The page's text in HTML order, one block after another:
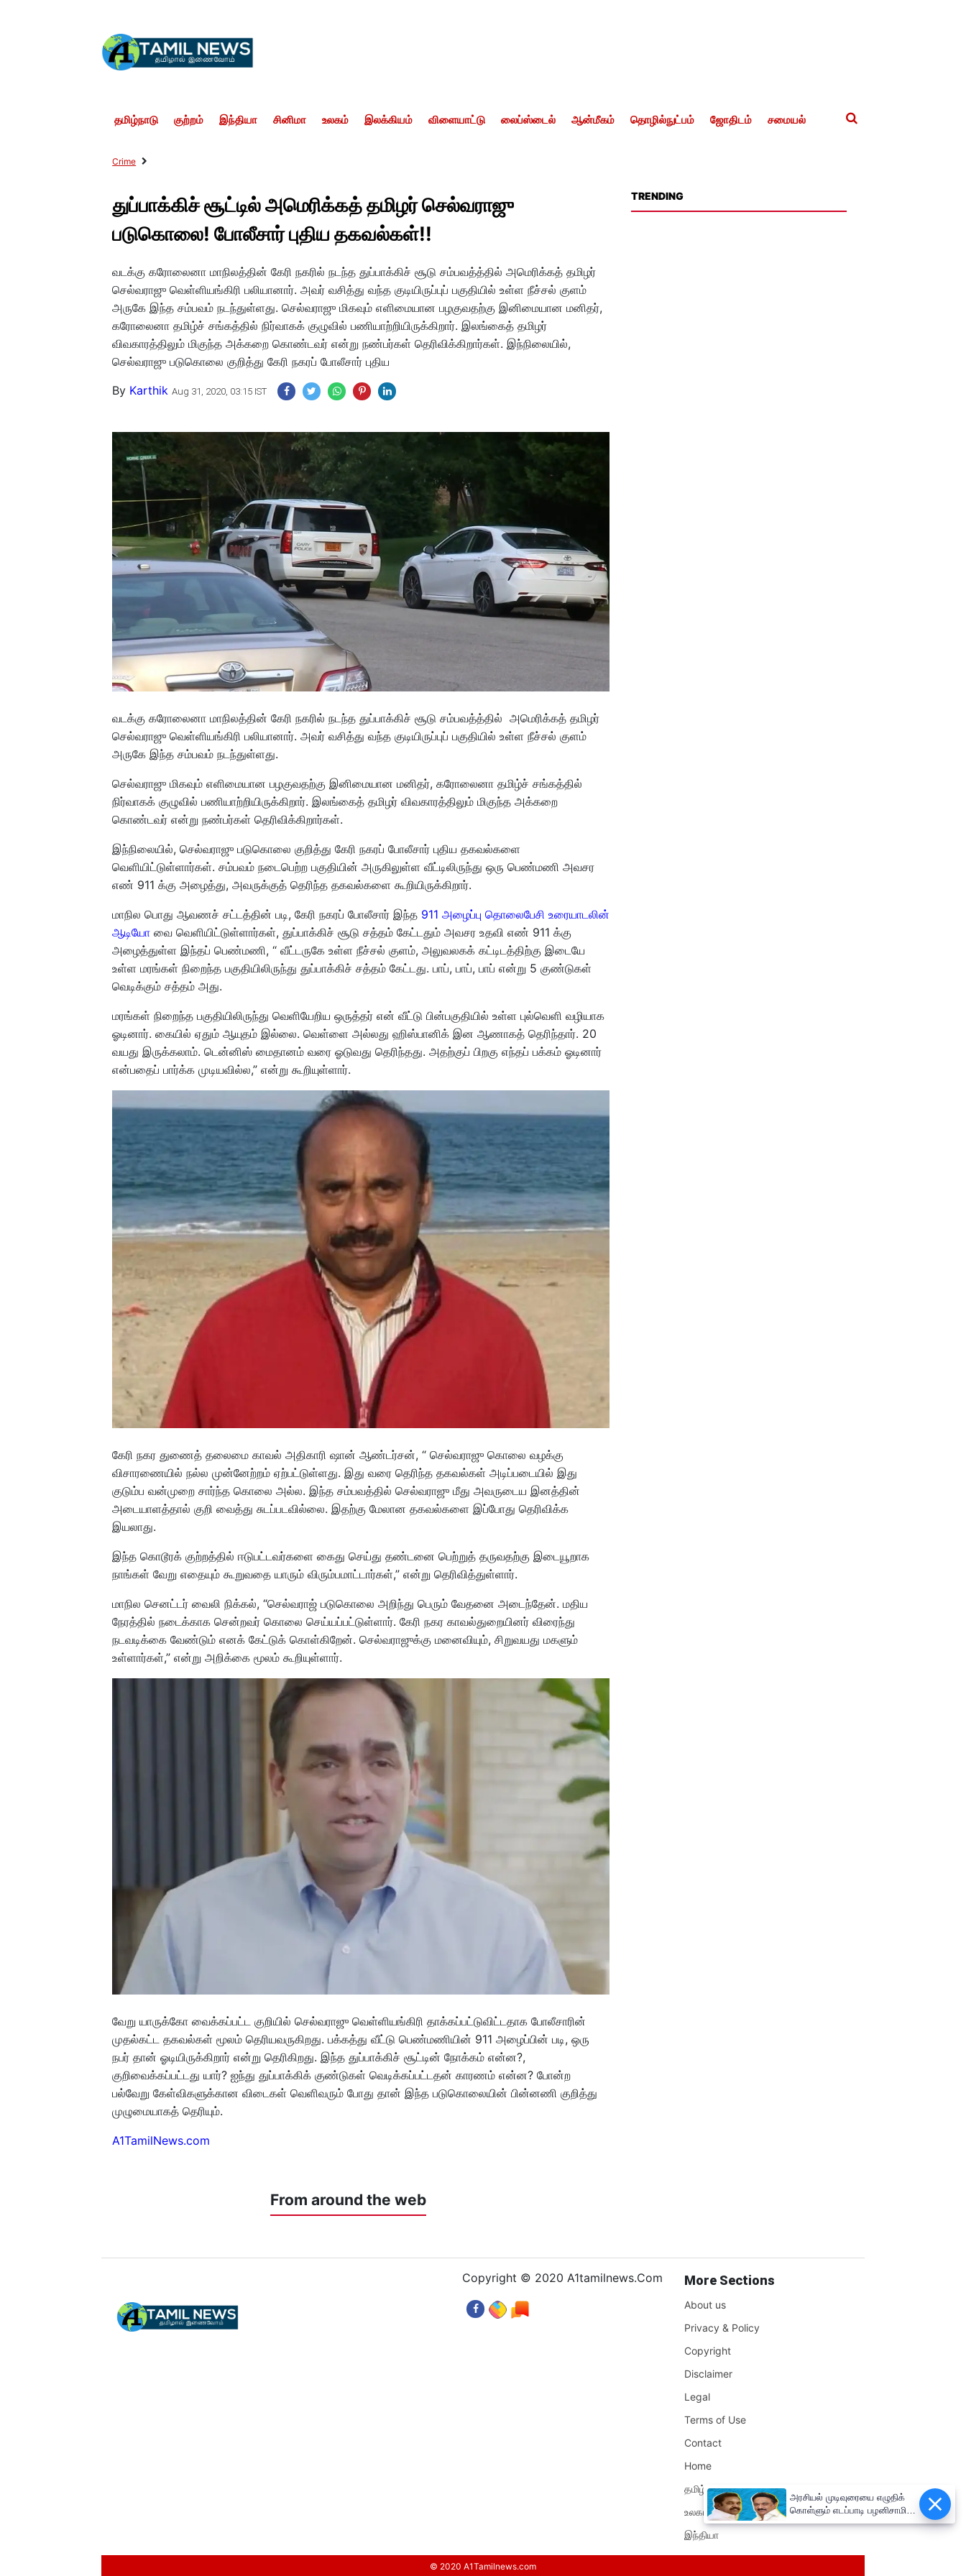
தமிழ்நாடு குற்றம் இந்தியா சினிமா உலகம் இலக்கியம் விளையாட்டு லைப்ஸ்டைல் ஆன்மீகம் தொழில்நுட்பம் ஜோதிடம் சமையல்
Crime
துப்பாக்கிச் சூட்டில் அமெரிக்கத் தமிழர் செல்வராஜு
படுகொலை! போலீசார் புதிய தகவல்கள்!!
வடக்கு கரோலைனா மாநிலத்தின் கேரி நகரில் நடந்த துப்பாக்கிச் சூடு சம்பவத்த்தில் அமெரிக்கத் தமிழர்
செல்வராஜு வெள்ளியங்கிரி பலியானார். அவர் வசித்து வந்த குடியிருப்புப் பகுதியில் உள்ள நீச்சல் குளம்
அருகே இந்த சம்பவம் நடந்துள்ளது. செல்வராஜு மிகவும் எளிமையான பழகுவதற்கு இனிமையான மனிதர்,
கரோலைனா தமிழ்ச் சங்கத்தில் நிர்வாகக் குழுவில் பணியாற்றியிருக்கிறார். இலங்கைத் தமிழர்
விவகாரத்திலும் மிகுந்த அக்கறை கொண்டவர் என்று நண்பர்கள் தெரிவிக்கிறார்கள். இந்நிலையில்,
செல்வராஜு படுகொலை குறித்து கேரி நகரப் போலீசார் புதிய
By Karthik Aug 31, 2020, 03:15 IST
வடக்கு கரோலைனா மாநிலத்தின் கேரி நகரில் நடந்த துப்பாக்கிச் சூடு சம்பவத்த்தில் அமெரிக்கத் தமிழர்
செல்வராஜு வெள்ளியங்கிரி பலியானார். அவர் வசித்து வந்த குடியிருப்புப் பகுதியில் உள்ள நீச்சல் குளம்
அருகே இந்த சம்பவம் நடந்துள்ளது.
செல்வராஜு மிகவும் எளிமையான பழகுவதற்கு இனிமையான மனிதர், கரோலைனா தமிழ்ச் சங்கத்தில்
நிர்வாகக் குழுவில் பணியாற்றியிருக்கிறார். இலங்கைத் தமிழர் விவகாரத்திலும் மிகுந்த அக்கறை
கொண்டவர் என்று நண்பர்கள் தெரிவிக்கிறார்கள்.
இந்நிலையில், செல்வராஜு படுகொலை குறித்து கேரி நகரப் போலீசார் புதிய தகவல்களை
வெளியிட்டுள்ளார்கள். சம்பவம் நடைபெற்ற பகுதியின் அருகிலுள்ள வீட்டிலிருந்து ஒரு பெண்மணி அவசர
எண் 911 க்கு அழைத்து, அவருக்குத் தெரிந்த தகவல்களை கூறியிருக்கிறார்.
மாநில பொது ஆவணச் சட்டத்தின் படி, கேரி நகரப் போலீசார் இந்த 911 அழைப்பு தொலைபேசி உரையாடலின்
ஆடியோ வை வெளியிட்டுள்ளார்கள், துப்பாக்கிச் சூடு சத்தம் கேட்டதும் அவசர உதவி எண் 911 க்கு
அழைத்துள்ள இந்தப் பெண்மணி, “ வீட்டருகே உள்ள நீச்சல் குளம், அலுவலகக் கட்டிடத்திற்கு இடையே
உள்ள மரங்கள் நிறைந்த பகுதியிலிருந்து துப்பாக்கிச் சத்தம் கேட்டது. பாப், பாப், பாப் என்று 5 குண்டுகள்
வெடிக்கும் சத்தம் அது.
மரங்கள் நிறைந்த பகுதியிலிருந்து வெளியேறிய ஒருத்தர் என் வீட்டு பின்பகுதியில் உள்ள புல்வெளி வழியாக
ஓடினார். கையில் ஏதும் ஆயுதம் இல்லை. வெள்ளை அல்லது ஹிஸ்பானிக் இன ஆணாகத் தெரிந்தார். 20
வயது இருக்கலாம். டென்னிஸ் மைதானம் வரை ஓடுவது தெரிந்தது. அதற்குப் பிறகு எந்தப் பக்கம் ஓடினார்
என்பதைப் பார்க்க முடியவில்ல,” என்று கூறியுள்ளார்.
கேரி நகர துணைத் தலைமை காவல் அதிகாரி ஷான் ஆண்டர்சன், “ செல்வராஜு கொலை வழக்கு
விசாரணையில் நல்ல முன்னேற்றம் ஏற்பட்டுள்ளது. இது வரை தெரிந்த தகவல்கள் அடிப்படையில் இது
குடும்ப வன்முறை சார்ந்த கொலை அல்ல. இந்த சம்பவத்தில் செல்வராஜு மீது அவருடைய இனத்தின்
அடையாளத்தால் குறி வைத்து சுடப்படவில்லை. இதற்கு மேலான தகவல்களை இப்போது தெரிவிக்க
இயலாது.
இந்த கொடூரக் குற்றத்தில் ஈடுபட்டவர்களை கைது செய்து தண்டனை பெற்றுத் தருவதற்கு இடையூறாக
நாங்கள் வேறு எதையும் கூறுவதை யாரும் விரும்பமாட்டார்கள்,” என்று தெரிவித்துள்ளார்.
மாநில செனட்டர் வைலி நிக்கல், “செல்வராஜ் படுகொலை அறிந்து பெரும் வேதனை அடைந்தேன். மதிய
நேரத்தில் நடைக்காக சென்றவர் கொலை செய்யப்பட்டுள்ளார். கேரி நகர காவல்துறையினர் விரைந்து
நடவடிக்கை வேண்டும் எனக் கேட்டுக் கொள்கிறேன். செல்வராஜுக்கு மனைவியும், சிறுவயது மகளும்
உள்ளார்கள்,” என்று அறிக்கை மூலம் கூறியுள்ளார்.
வேறு யாருக்கோ வைக்கப்பட்ட குறியில் செல்வராஜு வெள்ளியங்கிரி தாக்கப்பட்டுவிட்டதாக போலீசாரின்
முதல்கட்ட தகவல்கள் மூலம் தெரியவருகிறது. பக்கத்து வீட்டு பெண்மணியின் 911 அழைப்பின் படி, ஒரு
நபர் தான் ஓடியிருக்கிறார் என்று தெரிகிறது. இந்த துப்பாக்கிச் சூட்டின் நோக்கம் என்ன?,
குறிவைக்கப்பட்டது யார்? ஐந்து துப்பாக்கிக் குண்டுகள் வெடிக்கப்பட்டதன் காரணம் என்ன? போன்ற
பல்வேறு கேள்விகளுக்கான விடைகள் வெளிவரும் போது தான் இந்த படுகொலையின் பின்னணி குறித்து
முழுமையாகத் தெரியும்.
A1TamilNews.com
From around the web
TRENDING
Copyright © 2020 A1tamilnews.Com More Sections
About us
Privacy & Policy
Copyright
Disclaimer
Legal
Terms of Use
Contact
Home
தமிழ்நாடு
உலகம்
இந்தியா
© 2020 A1Tamilnews.com
அரசியல் முடிவுரையை எழுதிக்
கொள்ளும் எடப்பாடி பழனிசாமி!!
முதலமைச்சர் மு.க.ஸ்டாலின்